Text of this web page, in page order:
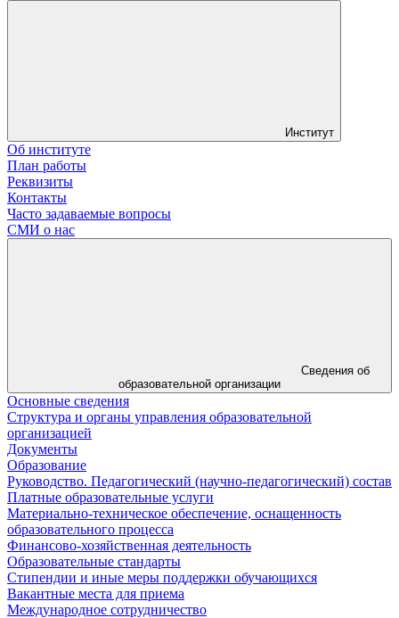
Институт
Об институте
План работы
Реквизиты
Контакты
Часто задаваемые вопросы
СМИ о нас
Сведения об
образовательной организации
Основные сведения
Структура и органы управления образовательной
организацией
Документы
Образование
Руководство. Педагогический (научно-педагогический) состав
Платные образовательные услуги
Материально-техническое обеспечение, оснащенность
образовательного процесса
Финансово-хозяйственная деятельность
Образовательные стандарты
Стипендии и иные меры поддержки обучающихся
Вакантные места для приема
Международное сотрудничество